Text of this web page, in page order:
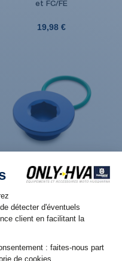
et FC/FE
19,98 €
Produit en réassort. Livraison sous 6 jours
ouvrés
Racing anodisé bleu pour